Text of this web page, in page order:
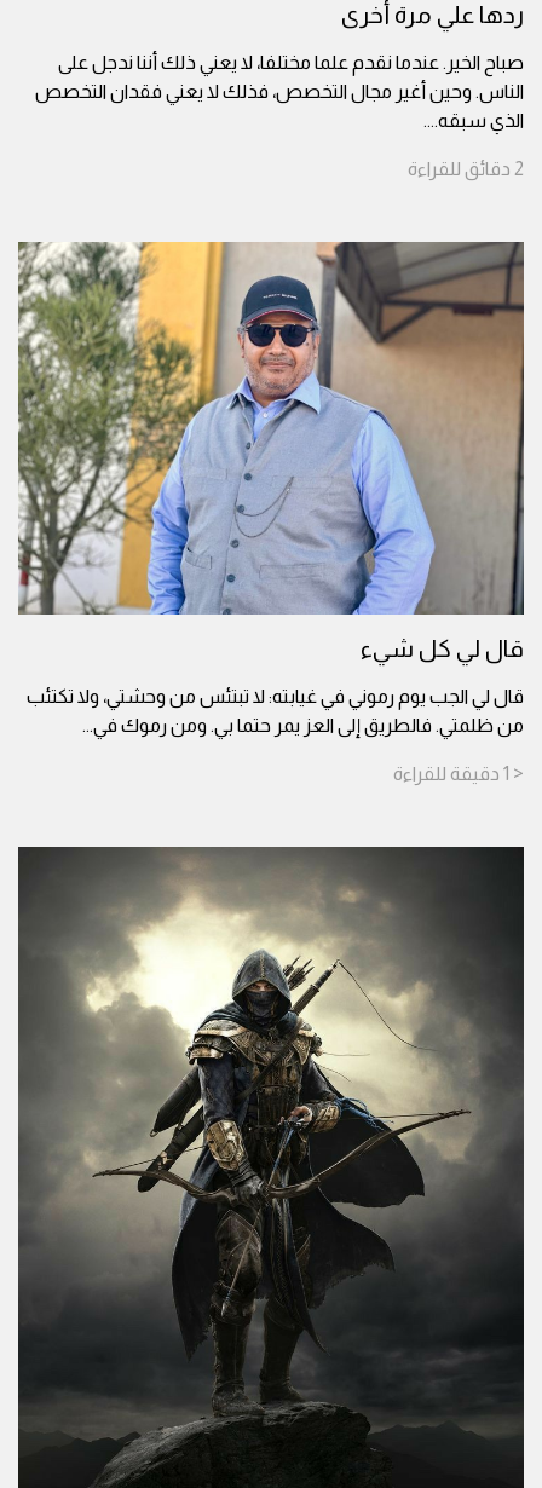
ردها علي مرة أخرى
صباح الخير. عندما نقدم علما مختلفا، لا يعني ذلك أننا ندجل على
الناس. وحين أغير مجال التخصص، فذلك لا يعني فقدان التخصص
الذي سبقه....
2 دقائق للقراءة
قال لي كل شيء
قال لي الجب يوم رموني في غيابته: لا تبتئس من وحشتي، ولا تكتئب
من ظلمتي. فالطريق إلى العز يمر حتما بي. ومن رموك في...
< 1 دقيقة للقراءة